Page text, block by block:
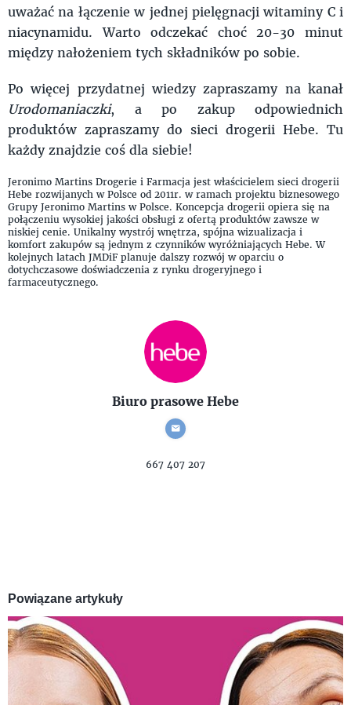
uważać na łączenie w jednej pielęgnacji witaminy C i
niacynamidu. Warto odczekać choć 20-30 minut
między nałożeniem tych składników po sobie.
Po więcej przydatnej wiedzy zapraszamy na kanał
Urodomaniaczki, a po zakup odpowiednich
produktów zapraszamy do sieci drogerii Hebe. Tu
każdy znajdzie coś dla siebie!
Jeronimo Martins Drogerie i Farmacja jest właścicielem sieci drogerii
Hebe rozwijanych w Polsce od 2011r. w ramach projektu biznesowego
Grupy Jeronimo Martins w Polsce. Koncepcja drogerii opiera się na
połączeniu wysokiej jakości obsługi z ofertą produktów zawsze w
niskiej cenie. Unikalny wystrój wnętrza, spójna wizualizacja i
komfort zakupów są jednym z czynników wyróżniających Hebe. W
kolejnych latach JMDiF planuje dalszy rozwój w oparciu o
dotychczasowe doświadczenia z rynku drogeryjnego i
farmaceutycznego.
Biuro prasowe Hebe
667 407 207
Powiązane artykuły